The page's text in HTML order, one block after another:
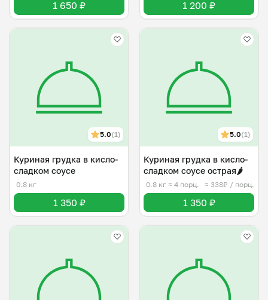
1 650 ₽ 1 200 ₽
5.0(1)
Куриная грудка в кисло-
сладком соусе
0.8 кг
1 350 ₽
5.0(1)
Куриная грудка в кисло-
сладком соусе острая🌶️
0.8 кг ≈ 4 порц. ≈ 338₽ / порц.
1 350 ₽